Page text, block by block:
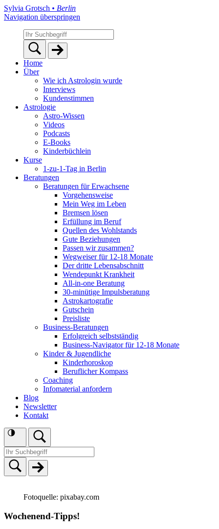
Sylvia Grotsch • Berlin
Navigation überspringen
Home
Über
Wie ich Astrologin wurde
Interviews
Kundenstimmen
Astrologie
Astro-Wissen
Videos
Podcasts
E-Books
Kinderbüchlein
Kurse
1-zu-1-Tag in Berlin
Beratungen
Beratungen für Erwachsene
Vorgehensweise
Mein Weg im Leben
Bremsen lösen
Erfüllung im Beruf
Quellen des Wohlstands
Gute Beziehungen
Passen wir zusammen?
Wegweiser für 12-18 Monate
Der dritte Lebensabschnitt
Wendepunkt Krankheit
All-in-one Beratung
30-minütige Impulsberatung
Astrokartografie
Gutschein
Preisliste
Business-Beratungen
Erfolgreich selbstständig
Business-Navigator für 12-18 Monate
Kinder & Jugendliche
Kinderhoroskop
Beruflicher Kompass
Coaching
Infomaterial anfordern
Blog
Newsletter
Kontakt
Fotoquelle: pixabay.com
Wochenend-Tipps!